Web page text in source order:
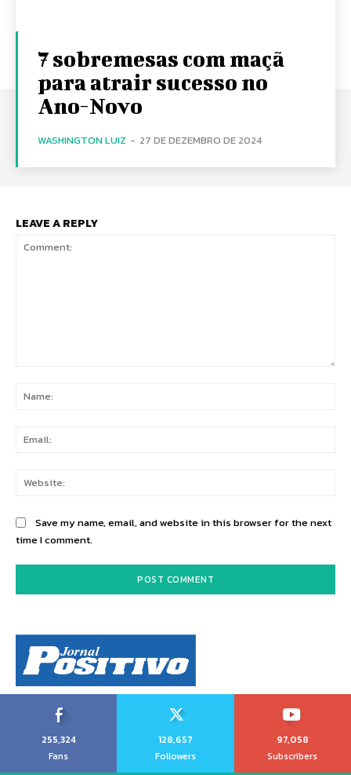
7 sobremesas com maçã
para atrair sucesso no
Ano-Novo
WASHINGTON LUIZ - 27 DE DEZEMBRO DE 2024
LEAVE A REPLY
Save my name, email, and website in this browser for the next
time I comment.
255,324
Fans
128,657
Followers
97,058
Subscribers